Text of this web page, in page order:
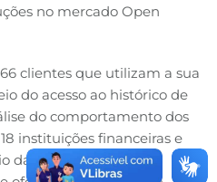
no mercado Open
clientes que utilizam a sua
do acesso ao histórico de
do comportamento dos
instituições financeiras e
da parceria, a fintech